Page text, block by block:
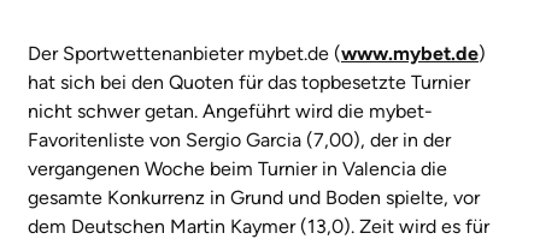
Der Sportwettenanbieter mybet.de (www.mybet.de)
hat sich bei den Quoten für das topbesetzte Turnier
nicht schwer getan. Angeführt wird die mybet-
Favoritenliste von Sergio Garcia (7,00), der in der
vergangenen Woche beim Turnier in Valencia die
gesamte Konkurrenz in Grund und Boden spielte, vor
dem Deutschen Martin Kaymer (13,0). Zeit wird es für